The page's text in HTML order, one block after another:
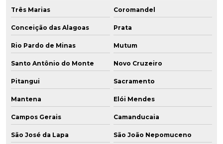
Três Marias Coromandel
Conceição das Alagoas Prata
Rio Pardo de Minas Mutum
Santo Antônio do Monte Novo Cruzeiro
Pitangui Sacramento
Mantena Elói Mendes
Campos Gerais Camanducaia
São José da Lapa São João Nepomuceno